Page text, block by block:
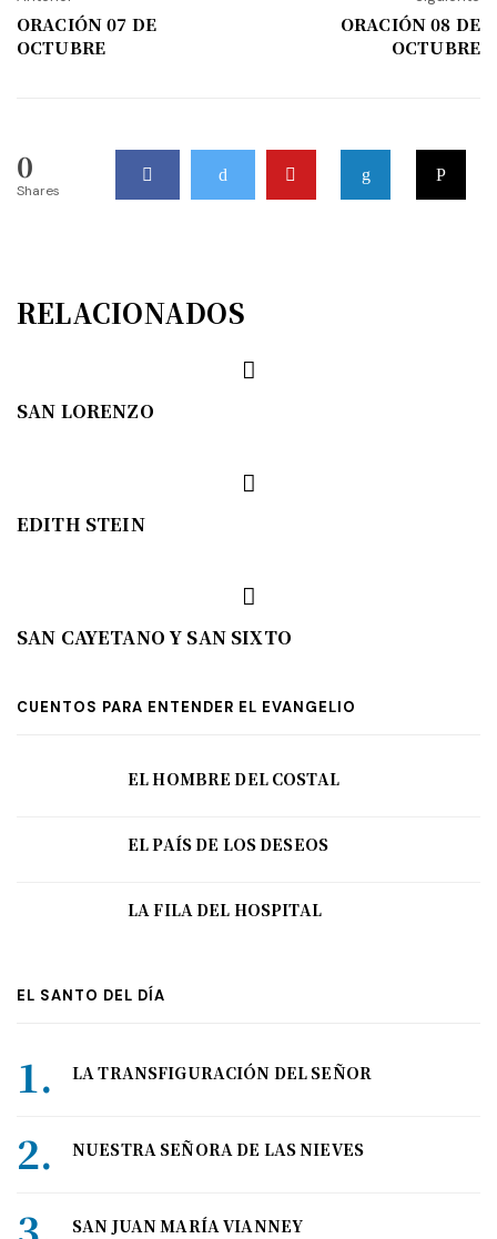
ORACIÓN 07 DE
OCTUBRE
ORACIÓN 08 DE
OCTUBRE
0
Shares
RELACIONADOS
SAN LORENZO
EDITH STEIN
SAN CAYETANO Y SAN SIXTO
CUENTOS PARA ENTENDER EL EVANGELIO
EL HOMBRE DEL COSTAL
EL PAÍS DE LOS DESEOS
LA FILA DEL HOSPITAL
EL SANTO DEL DÍA
LA TRANSFIGURACIÓN DEL SEÑOR
NUESTRA SEÑORA DE LAS NIEVES
SAN JUAN MARÍA VIANNEY